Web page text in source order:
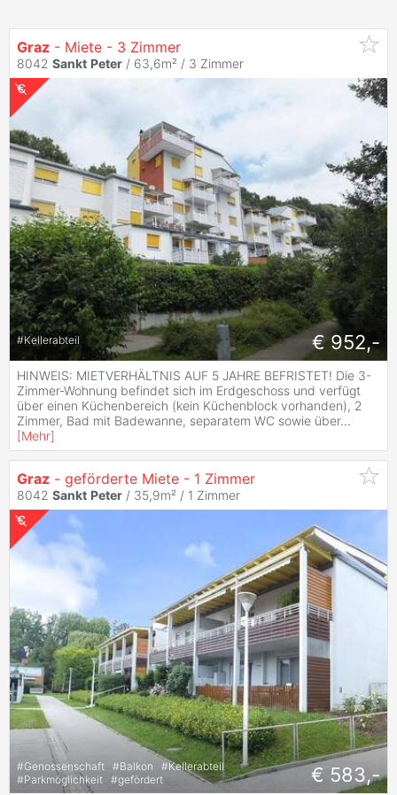
Graz - Miete - 3 Zimmer
8042 Sankt Peter / 63,6m² / 3 Zimmer
#Kellerabteil € 952,-
HINWEIS: MIETVERHÄLTNIS AUF 5 JAHRE BEFRISTET! Die 3-
Zimmer-Wohnung befindet sich im Erdgeschoss und verfügt
über einen Küchenbereich (kein Küchenblock vorhanden), 2
Zimmer, Bad mit Badewanne, separatem WC sowie über...
[Mehr]
Graz - geförderte Miete - 1 Zimmer
8042 Sankt Peter / 35,9m² / 1 Zimmer
#Genossenschaft #Balkon #Kellerabteil
#Parkmöglichkeit #gefördert € 583,-